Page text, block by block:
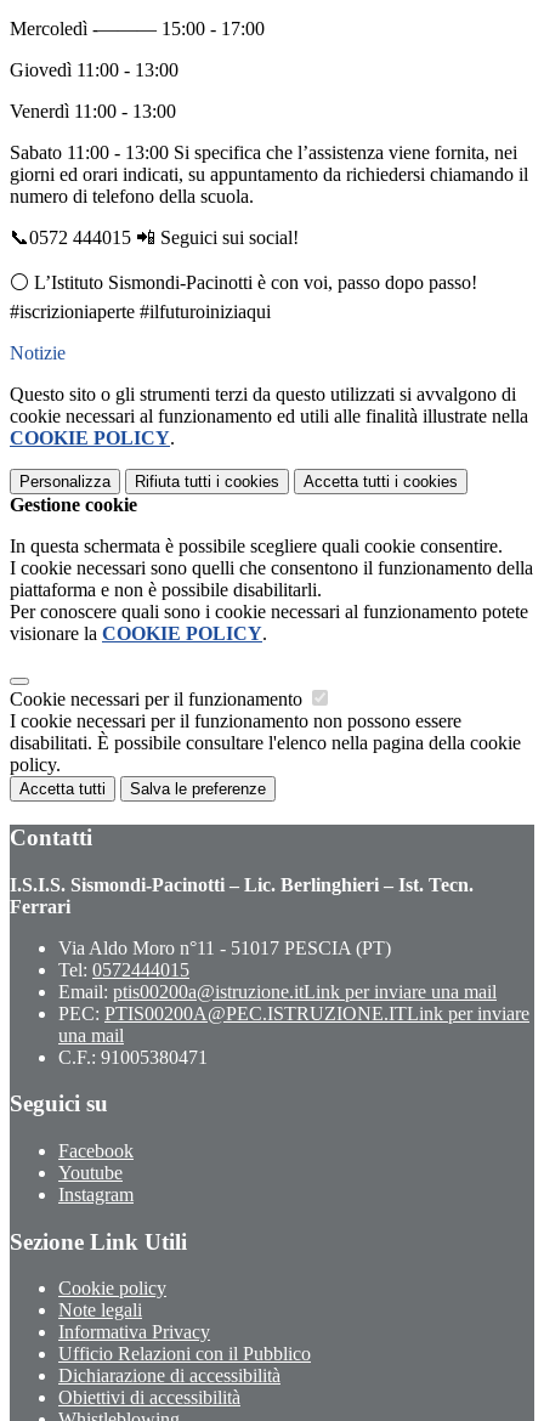
Mercoledì -——— 15:00 - 17:00
Giovedì 11:00 - 13:00
Venerdì 11:00 - 13:00
Sabato 11:00 - 13:00 Si specifica che l’assistenza viene fornita, nei
giorni ed orari indicati, su appuntamento da richiedersi chiamando il
numero di telefono della scuola.
📞0572 444015 📲 Seguici sui social!
⚪️ L’Istituto Sismondi-Pacinotti è con voi, passo dopo passo!
#iscrizioniaperte #ilfuturoiniziaqui
Notizie
Questo sito o gli strumenti terzi da questo utilizzati si avvalgono di
cookie necessari al funzionamento ed utili alle finalità illustrate nella
COOKIE POLICY.
Personalizza Rifiuta tutti i cookies Accetta tutti i cookies
Gestione cookie
In questa schermata è possibile scegliere quali cookie consentire.
I cookie necessari sono quelli che consentono il funzionamento della
piattaforma e non è possibile disabilitarli.
Per conoscere quali sono i cookie necessari al funzionamento potete
visionare la COOKIE POLICY.
Cookie necessari per il funzionamento
I cookie necessari per il funzionamento non possono essere
disabilitati. È possibile consultare l'elenco nella pagina della cookie
policy.
Accetta tutti Salva le preferenze
Contatti
I.S.I.S. Sismondi-Pacinotti – Lic. Berlinghieri – Ist. Tecn.
Ferrari
Via Aldo Moro n°11 - 51017 PESCIA (PT)
Tel: 0572444015
Email: ptis00200a@istruzione.itLink per inviare una mail
PEC: PTIS00200A@PEC.ISTRUZIONE.ITLink per inviare
una mail
C.F.: 91005380471
Seguici su
Facebook
Youtube
Instagram
Sezione Link Utili
Cookie policy
Note legali
Informativa Privacy
Ufficio Relazioni con il Pubblico
Dichiarazione di accessibilità
Obiettivi di accessibilità